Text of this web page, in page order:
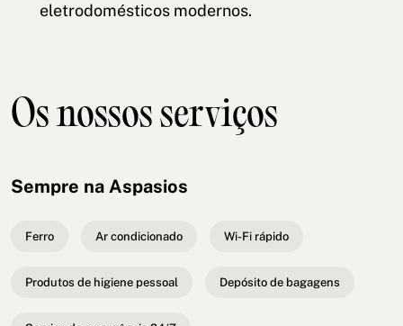
eletrodomésticos modernos.
Os nossos serviços
Sempre na Aspasios
Ferro Ar condicionado Wi-Fi rápido
Produtos de higiene pessoal Depósito de bagagens